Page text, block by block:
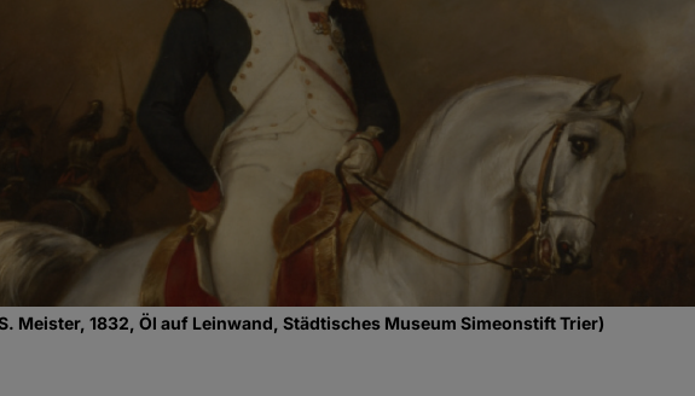
Meister, 1832, Öl auf Leinwand, Städtisches Museum Simeonstift Trier)